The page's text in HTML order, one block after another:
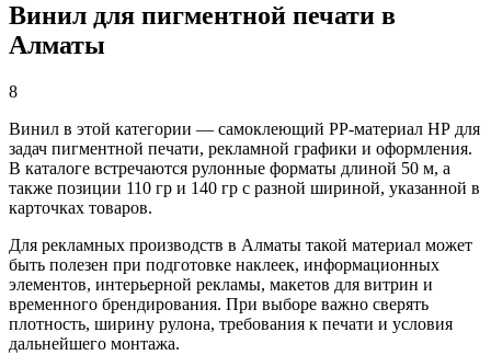
Винил для пигментной печати в
Алматы
8
Винил в этой категории — самоклеющий PP-материал НР для
задач пигментной печати, рекламной графики и оформления.
В каталоге встречаются рулонные форматы длиной 50 м, а
также позиции 110 гр и 140 гр с разной шириной, указанной в
карточках товаров.
Для рекламных производств в Алматы такой материал может
быть полезен при подготовке наклеек, информационных
элементов, интерьерной рекламы, макетов для витрин и
временного брендирования. При выборе важно сверять
плотность, ширину рулона, требования к печати и условия
дальнейшего монтажа.